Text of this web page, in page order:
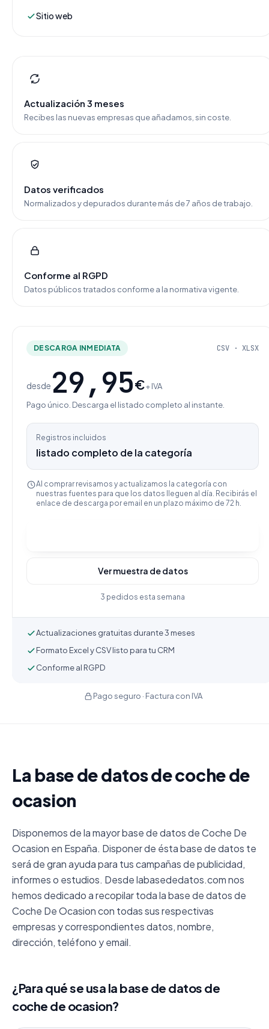
Sitio web
Actualización 3 meses
Recibes las nuevas empresas que añadamos, sin coste.
Datos verificados
Normalizados y depurados durante más de 7 años de trabajo.
Conforme al RGPD
Datos públicos tratados conforme a la normativa vigente.
DESCARGA INMEDIATA CSV · XLSX
desde 29,95€+ IVA
Pago único. Descarga el listado completo al instante.
Registros incluidos
listado completo de la categoría
Al comprar revisamos y actualizamos la categoría con
nuestras fuentes para que los datos lleguen al día. Recibirás el
enlace de descarga por email en un plazo máximo de 72 h.
Ver muestra de datos
3 pedidos esta semana
Actualizaciones gratuitas durante 3 meses
Formato Excel y CSV listo para tu CRM
Conforme al RGPD
Pago seguro · Factura con IVA
La base de datos de coche de
ocasion
Disponemos de la mayor base de datos de Coche De
Ocasion en España. Disponer de ésta base de datos te
será de gran ayuda para tus campañas de publicidad,
informes o estudios. Desde labasededatos.com nos
hemos dedicado a recopilar toda la base de datos de
Coche De Ocasion con todas sus respectivas
empresas y correspondientes datos, nombre,
dirección, teléfono y email.
¿Para qué se usa la base de datos de
coche de ocasion?